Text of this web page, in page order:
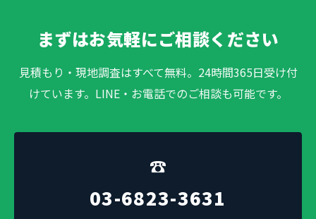
まずはお気軽にご相談ください
見積もり・現地調査はすべて無料。24時間365日受け付
けています。LINE・お電話でのご相談も可能です。
☎
03-6823-3631